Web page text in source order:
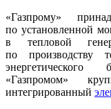
«Газпрому»
по установленной
в тепловой
по производству
энергетического
«Газпромом»
интегрированный